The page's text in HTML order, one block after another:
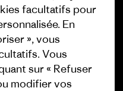
program
d’affiliation
Luxembourg Plan du
facultatifs pour
En
», vous
Vous
sur « Refuser
modifier vos